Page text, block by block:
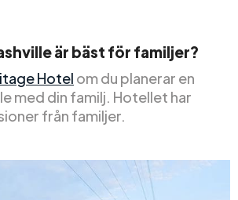
är bäst för familjer?
Hotel om du planerar en
med din familj. Hotellet har
från familjer.